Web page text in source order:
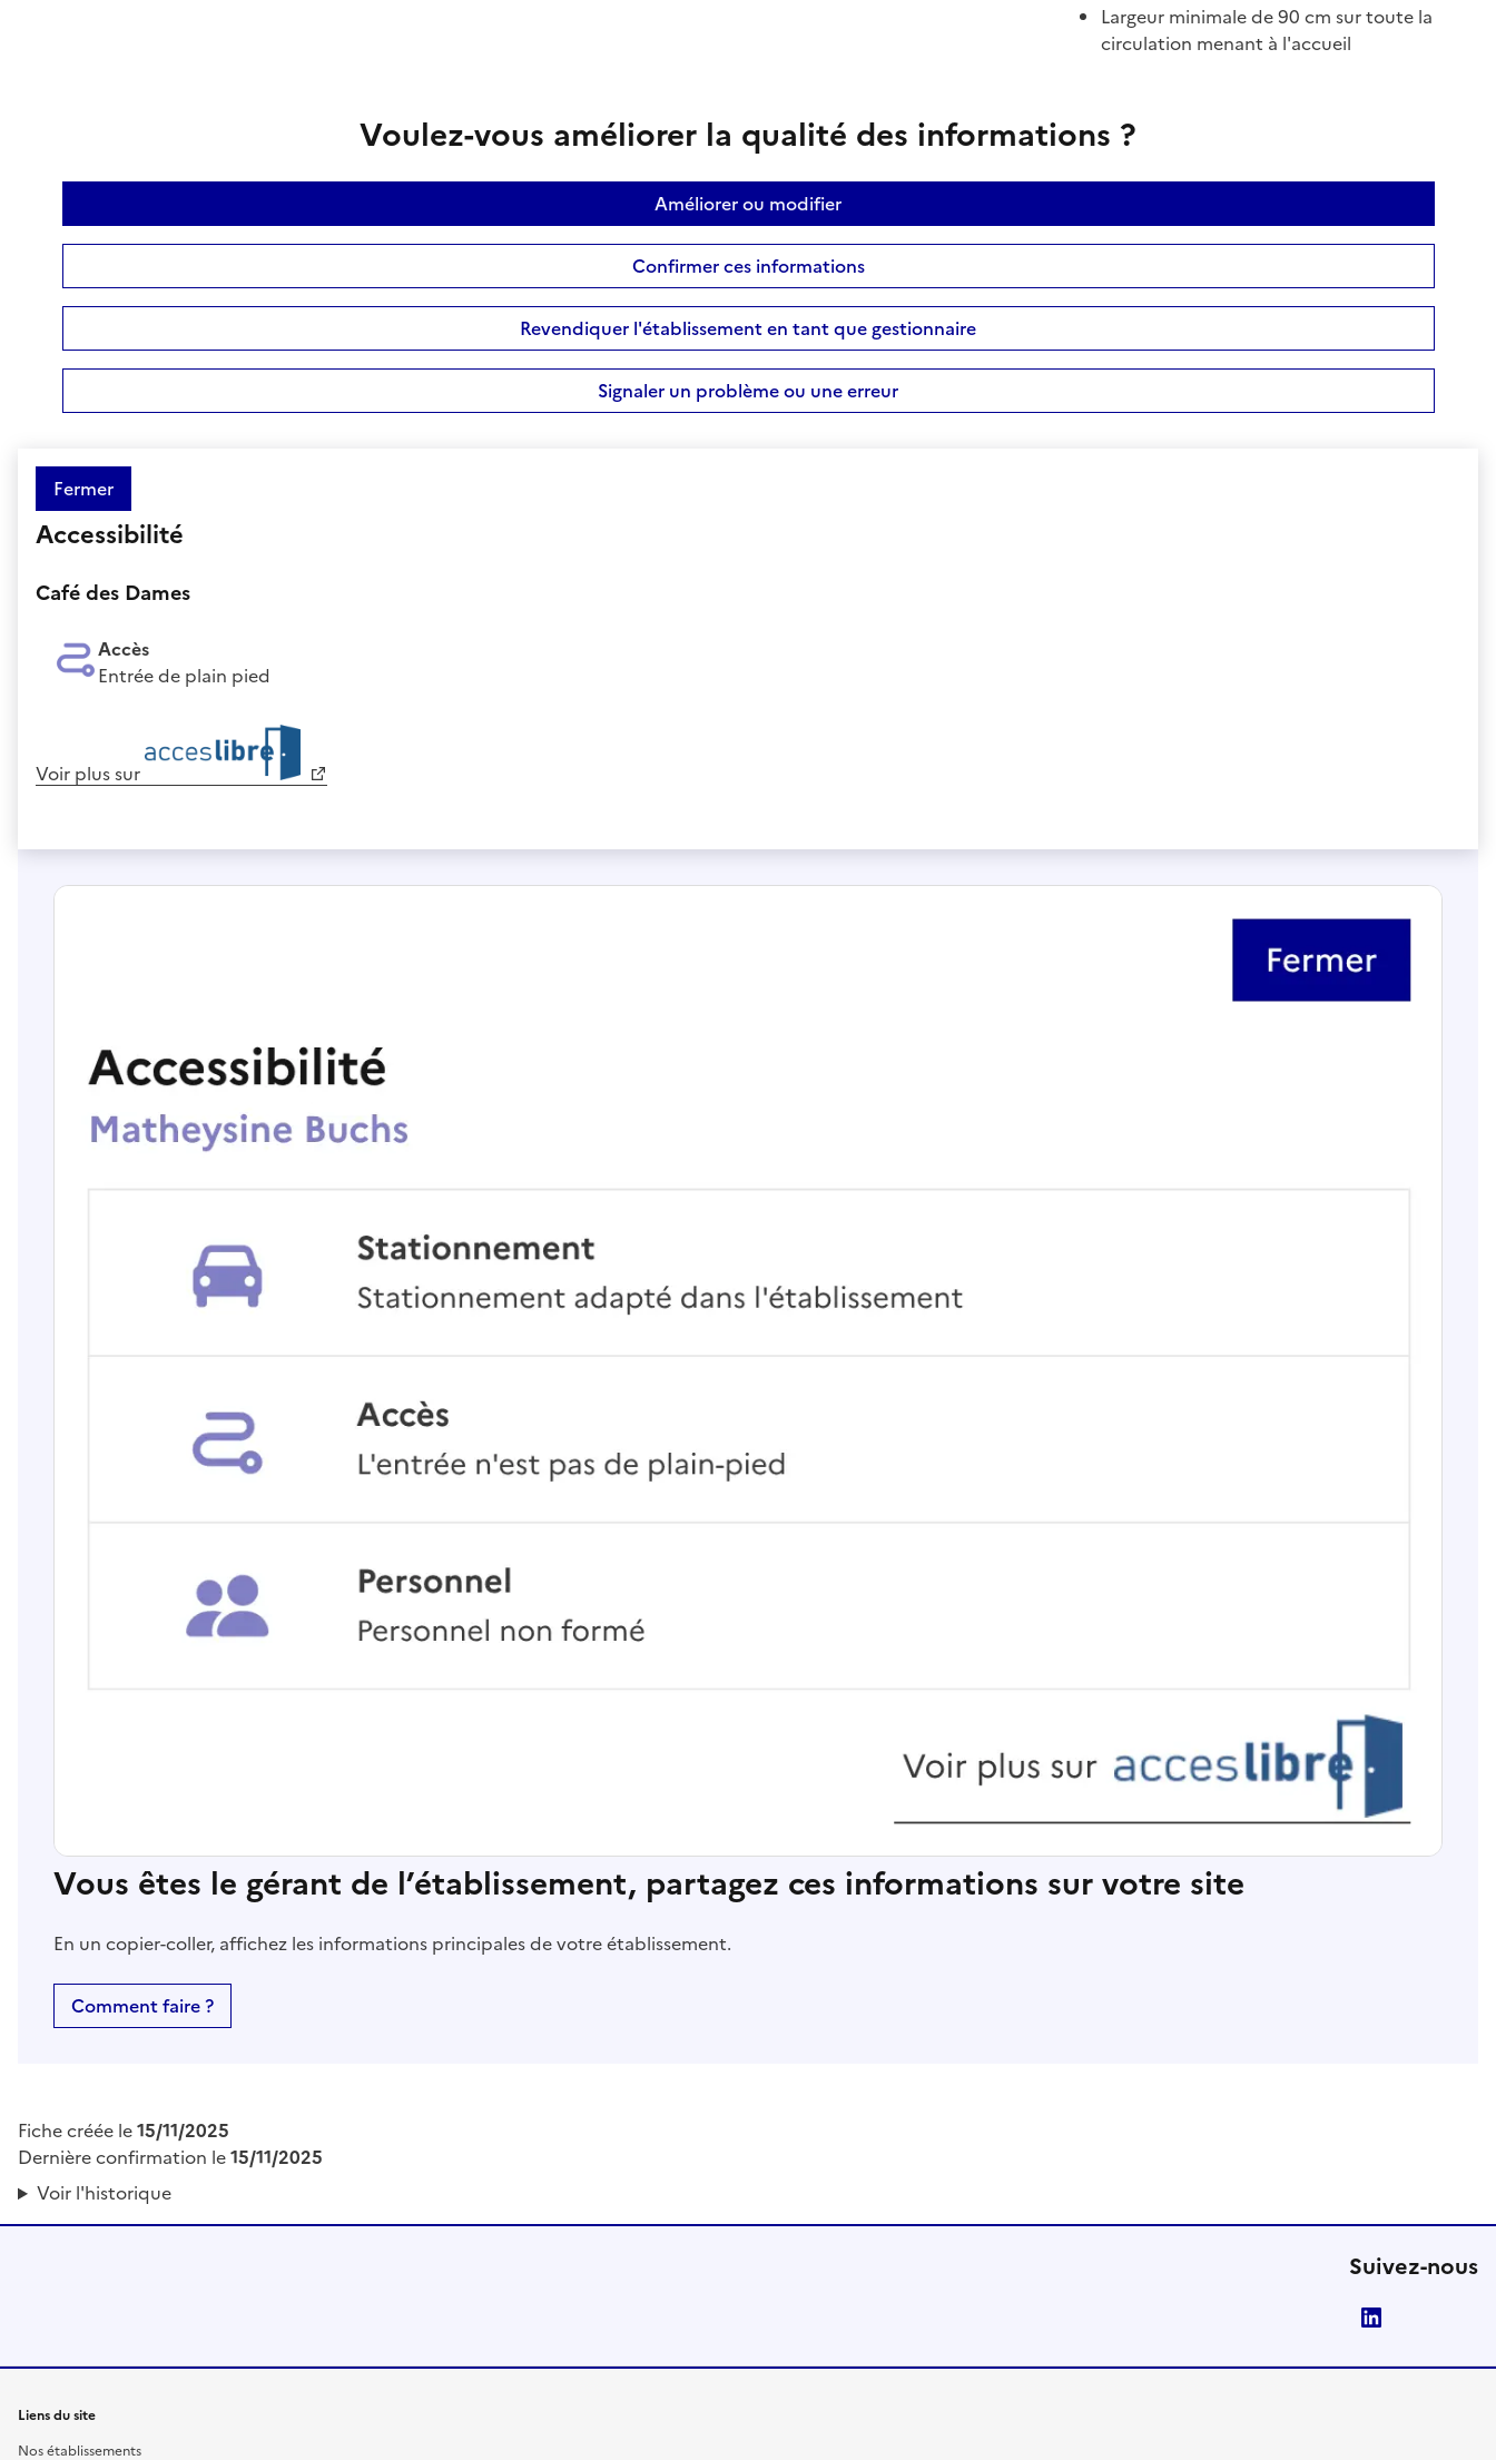
Largeur minimale de 90 cm sur toute la
circulation menant à l'accueil
Voulez-vous améliorer la qualité des informations ?
Améliorer ou modifier
Confirmer ces informations
Revendiquer l'établissement en tant que gestionnaire
Signaler un problème ou une erreur
Fermer
Accessibilité
Café des Dames
Accès
Entrée de plain pied
Voir plus sur
Vous êtes le gérant de l’établissement, partagez ces informations sur votre site
En un copier-coller, affichez les informations principales de votre établissement.
Comment faire ?
Fiche créée le15/11/2025
Dernière confirmation le15/11/2025
Voir l'historique
Suivez-nous
Liens du site
Nos établissements